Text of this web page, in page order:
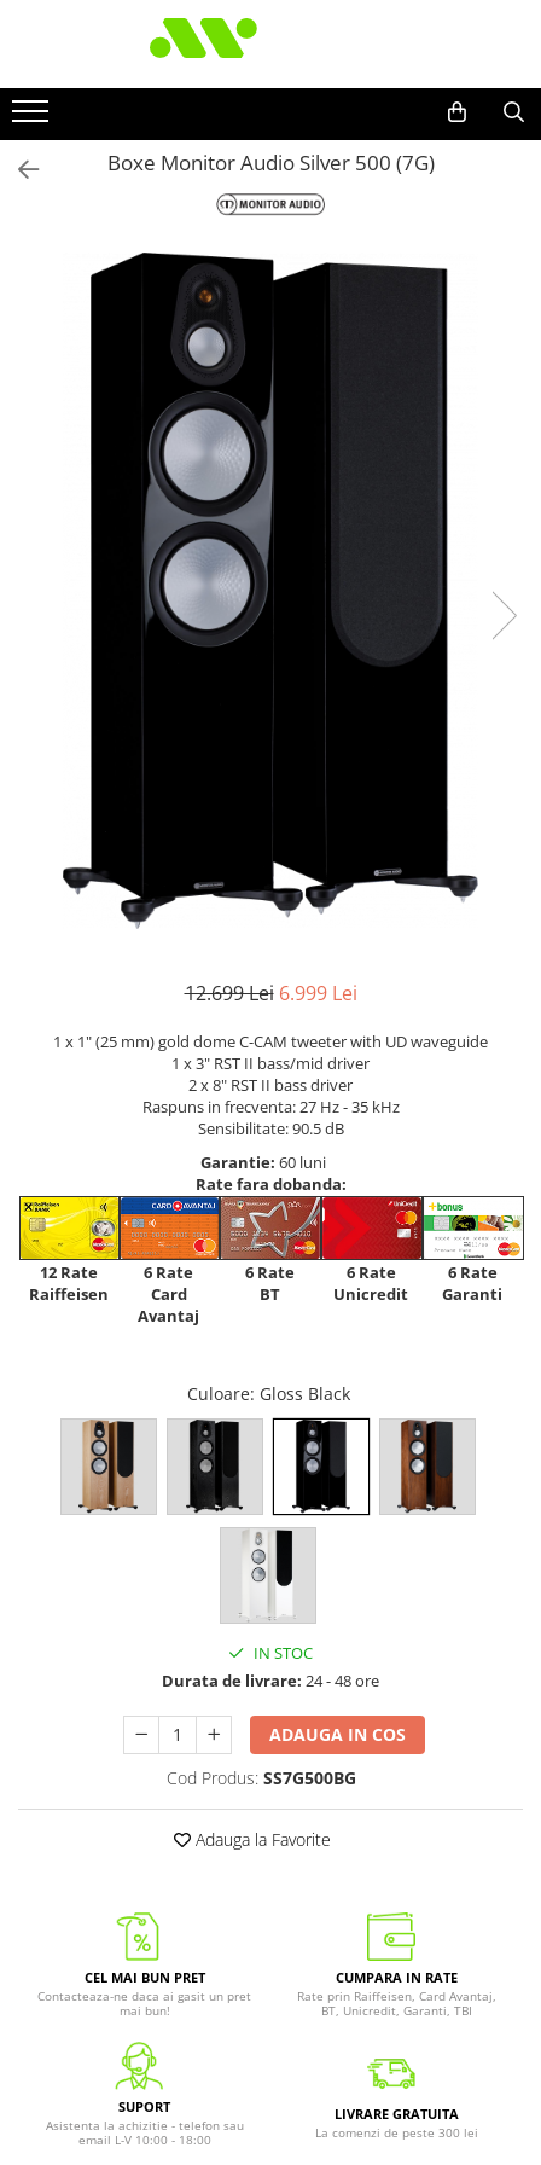
Boxe Monitor Audio Silver 500 (7G)
12.699 Lei 6.999 Lei
1 x 1" (25 mm) gold dome C-CAM tweeter with UD waveguide
1 x 3" RST II bass/mid driver
2 x 8" RST II bass driver
Raspuns in frecventa: 27 Hz - 35 kHz
Sensibilitate: 90.5 dB
Garantie: 60 luni
Rate fara dobanda:
12 Rate
Raiffeisen
6 Rate
Card
Avantaj
6 Rate
BT
6 Rate
Unicredit
6 Rate
Garanti
Culoare: Gloss Black
IN STOC
Durata de livrare: 24 - 48 ore
ADAUGA IN COS
Cod Produs: SS7G500BG
Adauga la Favorite
CEL MAI BUN PRET
Contacteaza-ne daca ai gasit un pret
mai bun!
CUMPARA IN RATE
Rate prin Raiffeisen, Card Avantaj,
BT, Unicredit, Garanti, TBI
SUPORT
Asistenta la achizitie - telefon sau
email L-V 10:00 - 18:00
LIVRARE GRATUITA
La comenzi de peste 300 lei